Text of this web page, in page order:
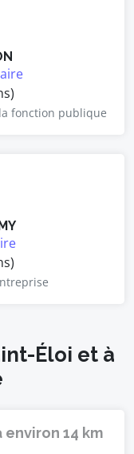
fonction publique
Éloi et à
environ 14 km